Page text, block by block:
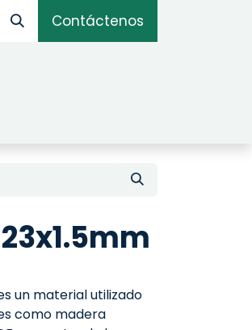
Contáctenos
un material utilizado
como madera